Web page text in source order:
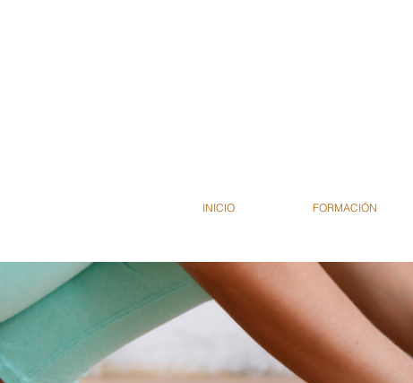
INICIO FORMACIÓN